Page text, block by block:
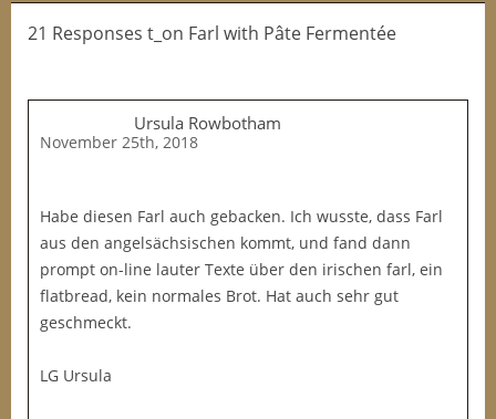
21 Responses t_on Farl with Pâte Fermentée
Ursula Rowbotham
November 25th, 2018
Habe diesen Farl auch gebacken. Ich wusste, dass Farl
aus den angelsächsischen kommt, und fand dann
prompt on-line lauter Texte über den irischen farl, ein
flatbread, kein normales Brot. Hat auch sehr gut
geschmeckt.
LG Ursula